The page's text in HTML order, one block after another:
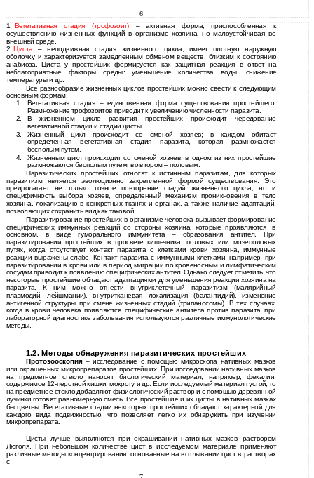
6
1. Вегетативная стадия (трофозоит) – активная форма, приспособленная к
осуществлению жизненных функций в организме хозяина, но малоустойчивая во
внешней среде.
2. Циста– неподвижная стадия жизненного цикла; имеет плотную наружную
оболочку и характеризуется замедленным обменом веществ, близким к состоянию
анабиоза. Циста у простейших формируется как защитная реакция в ответ на
неблагоприятные факторы среды: уменьшение количества воды, снижение
температуры и др.
Все разнообразие жизненных циклов простейших можно свести к следующим
основным формам:
1.
Вегетативная стадия – единственная форма существования простейшего.
Размножение трофозоитов приводит к увеличению численности паразита.
2.
В жизненном цикле развития простейших происходит чередование
вегетативной стадии и стадии цисты.
3. Жизненный цикл происходит со сменой хозяев; в каждом обитает
определенная вегетативная стадия паразита, которая размножается
бесполым путем.
4. Жизненным цикл происходит со сменой хозяев; в одном из них простейшие
размножаются бесполым путем, во втором – половым.
Паразитических простейших относят к истинным паразитам, для которых
паразитизм является эволюционно закрепленной формой существования. Это
предполагает не только точное повторение стадий жизненного цикла, но и
специфичность выбора хозяев, определенный механизм проникновения в тело
хозяина, локализацию в конкретных тканях и органах, а также наличие адаптаций,
позволяющих сохранить вид как таковой.
Паразитирование простейших в организме человека вызывает формирование
специфических иммунных реакций со стороны хозяина, которые проявляются, в
основном, в виде гуморального иммунитета – образования антител. При
паразитировании простейших в просвете кишечника, половых или мочеполовых
путях, когда отсутствует контакт паразита с клетками крови хозяина, иммунные
реакции выражены слабо. Контакт паразита с иммунными клетками, например, при
паразитировании в крови или в период миграции по кровеносным и лимфатическим
сосудам приводит к появлению специфических антител. Однако следует отметить, что
некоторые простейшие обладают адаптациями для уменьшения реакции хозяина на
паразита. К ним можно отнести внутриклеточный паразитизм (малярийный
плазмодий, лейшмании), внутритканевая локализация (балантидий), изменение
антигенной структуры при смене жизненных стадий (трипаносомы). В тех случаях,
когда в крови человека появляются специфические антитела против паразита, при
лабораторной диагностике заболевания используются различные иммунологические
методы.
1.2. Методы обнаружения паразитических простейших
Протозооскопия – исследование с помощью микроскопа нативных мазков
или окрашенных микропрепаратов простейших. При исследовании нативных мазков
на предметное стекло наносят биологический материал, например, фекалии,
содержимое 12-перстной кишки, мокроту и др. Если исследуемый материал густой, то
на предметное стекло добавляют физиологический раствор и с помощью деревянной
лучинки готовят равномерную смесь. Все простейшие и их цисты в нативных мазках
бесцветны. Вегетативные стадии некоторых простейших обладают характерной для
каждого вида подвижностью, что позволяет легко их обнаружить при изучении
микропрепарата.
Цисты лучше выявляются при окрашивании нативных мазков раствором
Люголя. При небольшом количестве цист в исследуемом материале применяют
различные методы концентрирования, основанные на всплывании цист в растворах
с